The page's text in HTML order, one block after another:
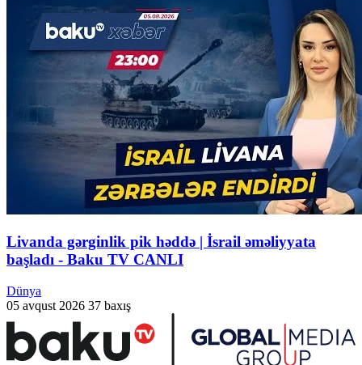
Livanda gərginlik pik həddə | İsrail əməliyyata
başladı - Baku TV CANLI
Dünya
05 avqust 2026 37 baxış